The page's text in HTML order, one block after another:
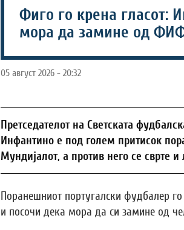
Фиго го крена гласот:
мора да замине од
05 август 2026 - 20:32
Претседателот на Светската
Инфантино е под голем притисок
Мундијалот, а против него се сврте
Поранешниот португалски фудбалер
и посочи дека мора да си замине од